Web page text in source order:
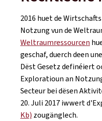
2016 huet de
Notzung vun de
Weltraumressourcen
geschaf, duerch deen
Dëst Gesetz definéiert
Exploratioun an
Secteur bei dësen
20. Juli 2017 iwwert
Kb) zougänglech.